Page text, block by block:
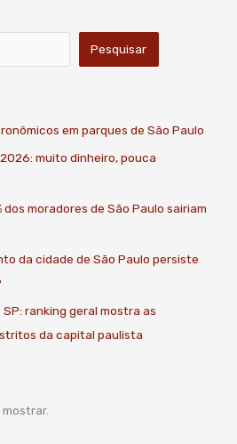
Pesquisar
em parques de São Paulo
muito dinheiro, pouca
moradores de São Paulo sairiam
da cidade de São Paulo persiste
ranking geral mostra as
da capital paulista